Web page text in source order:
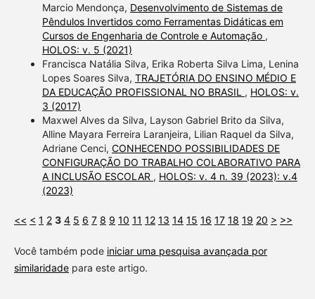
Marcio Mendonça, Desenvolvimento de Sistemas de
Pêndulos Invertidos como Ferramentas Didáticas em
Cursos de Engenharia de Controle e Automação ,
HOLOS: v. 5 (2021)
Francisca Natália Silva, Erika Roberta Silva Lima, Lenina
Lopes Soares Silva, TRAJETÓRIA DO ENSINO MÉDIO E
DA EDUCAÇÃO PROFISSIONAL NO BRASIL , HOLOS: v.
3 (2017)
Maxwel Alves da Silva, Layson Gabriel Brito da Silva,
Alline Mayara Ferreira Laranjeira, Lilian Raquel da Silva,
Adriane Cenci, CONHECENDO POSSIBILIDADES DE
CONFIGURAÇÃO DO TRABALHO COLABORATIVO PARA
A INCLUSÃO ESCOLAR , HOLOS: v. 4 n. 39 (2023): v.4
(2023)
<< < 1 2 3 4 5 6 7 8 9 10 11 12 13 14 15 16 17 18 19 20 > >>
Você também pode iniciar uma pesquisa avançada por
similaridadepara este artigo.